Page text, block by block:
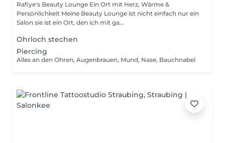
Rafiye's Beauty Lounge Ein Ort mit Herz, Wärme &
Persönlichkeit Meine Beauty Lounge ist nicht einfach nur ein
Salon sie ist ein Ort, den ich mit ga...
Ohrloch stechen
Piercing
Alles an den Ohren, Augenbrauen, Mund, Nase, Bauchnabel